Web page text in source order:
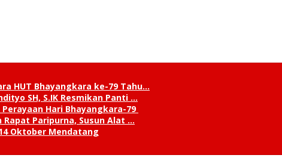
HUT Bhayangkara ke-79 Tahu…
SH, S.IK Resmikan Panti …
Hari Bhayangkara-79
Rapat Paripurna, Susun Alat …
Oktober Mendatang